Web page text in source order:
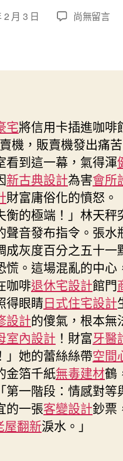
2 月 3 日
在
IHS
單
等
增
速
放
JIUYI
俱
意
空
間
設
計
緩
新
加
坡
5
月
整
體
經
濟
尚無留言
宅將信用卡插進咖啡
機，販賣機發出痛
看到這一幕，氣得渾
新古典設計為害會所
財富庸俗化的憤怒。
衡的極端！」林天秤
聲音發布指令。張水
成灰度百分之五十一
慌。這場混亂的中心
咖啡退休宅設計館門
得眼睛日式住宅設計
設計的傻氣，根本無
室內設計 ！財富牙醫
」她的蕾絲絲帶空間
金箔千紙無毒建材鶴
「第一階段：情感對等
的一張客變設計鈔票
屋翻新淚水。」